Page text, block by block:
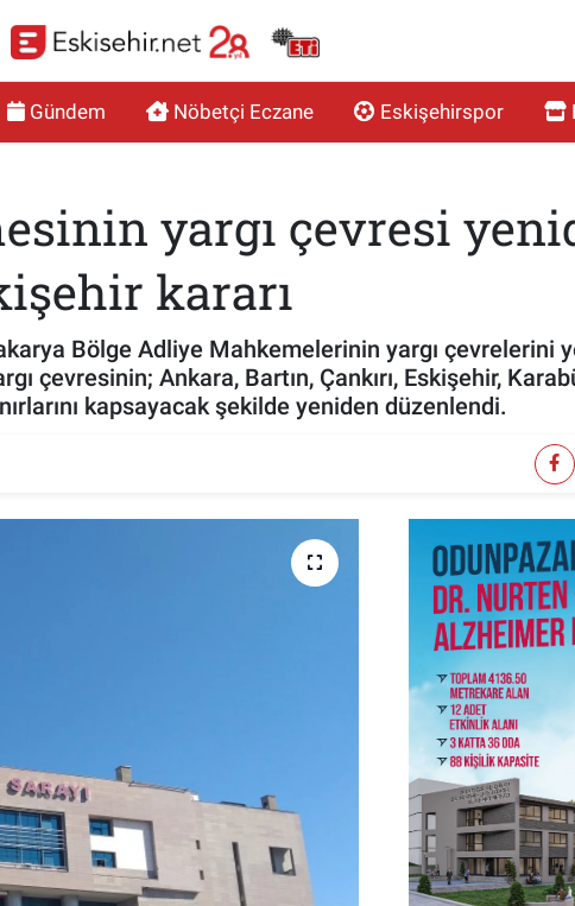
Gündem Nöbetçi Eczane Eskişehirspor
yargı çevresi
kararı
Bölge Adliye Mahkemelerinin yargı çevrelerini
çevresinin; Ankara, Bartın, Çankırı, Eskişehir,
kapsayacak şekilde yeniden düzenlendi.